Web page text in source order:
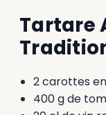
Tartare
2 carottes
400 g de